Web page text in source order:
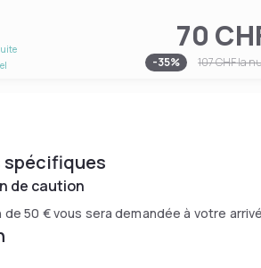
70
-35% 107 CHFla
de caution
de50 €vous sera demandée à votre